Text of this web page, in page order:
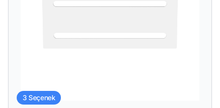
3 Seçenek